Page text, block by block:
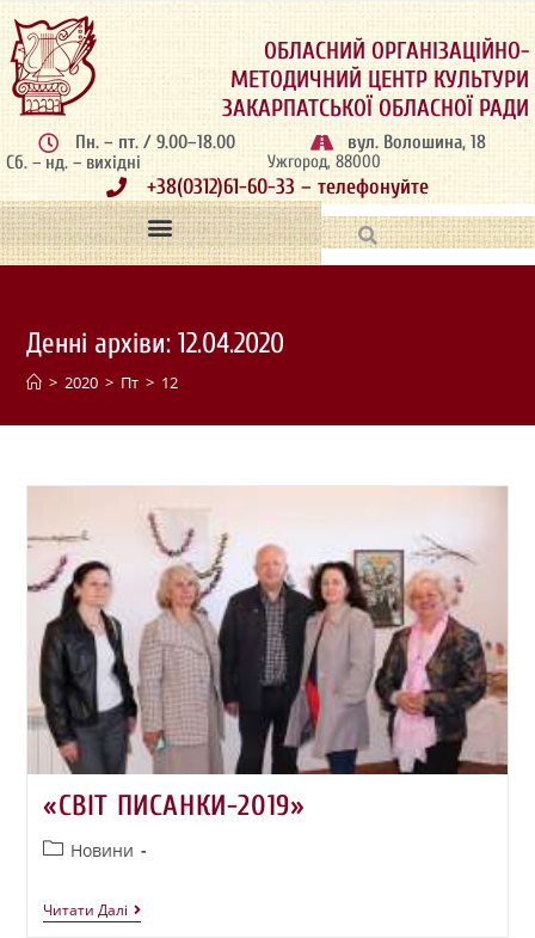
ОБЛАСНИЙ ОРГАНІЗАЦІЙНО-
МЕТОДИЧНИЙ ЦЕНТР КУЛЬТУРИ
ЗАКАРПАТСЬКОЇ ОБЛАСНОЇ РАДИ
Пн. – пт. / 9.00–18.00
Сб. – нд. – вихідні
вул. Волошина, 18
Ужгород, 88000
+38(0312)61-60-33 – телефонуйте
Денні архіви: 12.04.2020
> 2020 > Пт > 12
«СВІТ ПИСАНКИ-2019»
Новини
Читати Далі